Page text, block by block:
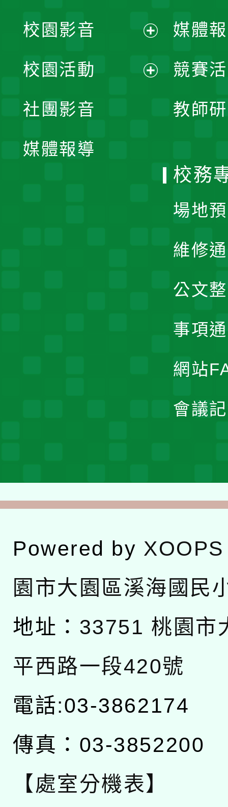
媒體
競賽
教師
校園影音
開
校園活動
社團影音
媒體報導
校務
場地
維修
公文
事項
網站
會議
Powered by XOOPS
園市大園區溪海國民
地址： 33751 桃園市
平西路一段420號
電話:03-3862174
傳真：03-3852200
【處室分機表】